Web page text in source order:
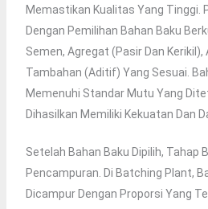
Memastikan Kualitas Yang Tinggi.
Dengan Pemilihan Bahan Baku
Semen, Agregat (pasir Dan Kerikil),
Tambahan (aditif) Yang Sesuai.
Memenuhi Standar Mutu Yang
Dihasilkan Memiliki Kekuatan Dan
Setelah Bahan Baku Dipilih, Tahap
Pencampuran. Di Batching Plant,
Dicampur Dengan Proporsi Yang